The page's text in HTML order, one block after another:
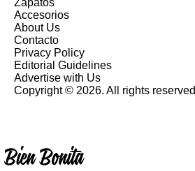
Accesorios
About Us
Contacto
Privacy Policy
Editorial Guidelines
Advertise with Us
Copyright © 2026. All rights reserved